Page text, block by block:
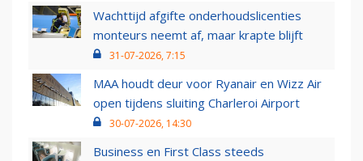
Wachttijd afgifte onderhoudslicenties
monteurs neemt af, maar krapte blijft
31-07-2026, 7:15
MAA houdt deur voor Ryanair en Wizz Air
open tijdens sluiting Charleroi Airport
30-07-2026, 14:30
Business en First Class steeds